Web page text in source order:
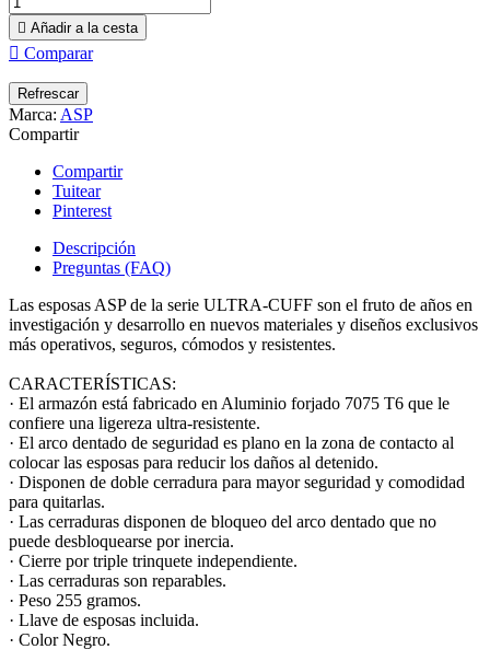
 Añadir a la cesta
 Comparar
Marca: ASP
Compartir
Compartir
Tuitear
Pinterest
Descripción
Preguntas (FAQ)
Las esposas ASP de la serie ULTRA-CUFF son el fruto de años en
investigación y desarrollo en nuevos materiales y diseños exclusivos
más operativos, seguros, cómodos y resistentes.
CARACTERÍSTICAS:
· El armazón está fabricado en Aluminio forjado 7075 T6 que le
confiere una ligereza ultra-resistente.
· El arco dentado de seguridad es plano en la zona de contacto al
colocar las esposas para reducir los daños al detenido.
· Disponen de doble cerradura para mayor seguridad y comodidad
para quitarlas.
· Las cerraduras disponen de bloqueo del arco dentado que no
puede desbloquearse por inercia.
· Cierre por triple trinquete independiente.
· Las cerraduras son reparables.
· Peso 255 gramos.
· Llave de esposas incluida.
· Color Negro.